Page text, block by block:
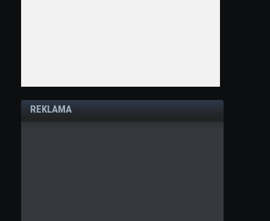
REKLAMA